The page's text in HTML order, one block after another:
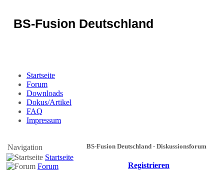
BS-Fusion Deutschland
Startseite
Forum
Downloads
Dokus/Artikel
FAQ
Impressum
Navigation
Startseite
Forum
BS-Fusion Deutschland - Diskussionsforum
Registrieren